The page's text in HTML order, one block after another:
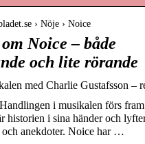
› Nöje › Noice
Noice – både
och lite rörande
med Charlie Gustafsson –
i musikalen förs
historien i sina händer och
och anekdoter. Noice har …